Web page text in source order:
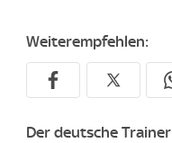
Weiterempfehlen:
Der deutsche